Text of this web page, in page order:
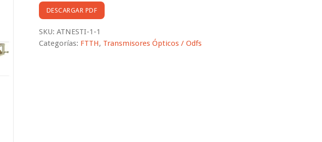
DESCARGAR PDF
SKU: ATNESTI-1-1
Categorías: FTTH, Transmisores Ópticos / Odfs